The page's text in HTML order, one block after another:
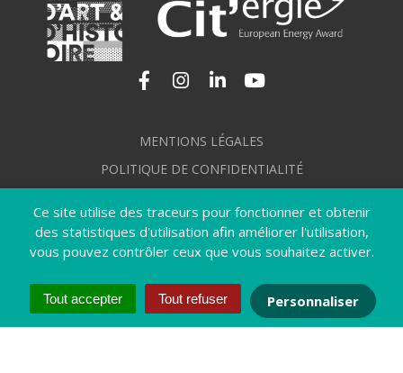
Ce site utilise des traceurs pour fonctionner et obtenir
des statistiques d'utilisation afin améliorer l'utilisation,
vous pouvez contrôler ceux que vous souhaitez activer.
Tout accepter Tout refuser Personnaliser
Lien vers le compte Facebook
Lien vers le compte Instagram
Lien vers le compte
MENTIONS LÉGALES
POLITIQUE DE CONFIDENTIALITÉ
PLAN DU SITE
CRÉDITS
ACCESSIBILITÉ : NON CONFORME